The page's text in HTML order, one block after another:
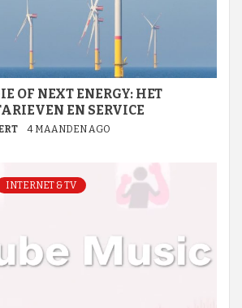
OF NEXT ENERGY: HET
EN SERVICE
4 MAANDEN AGO
INTERNET & TV